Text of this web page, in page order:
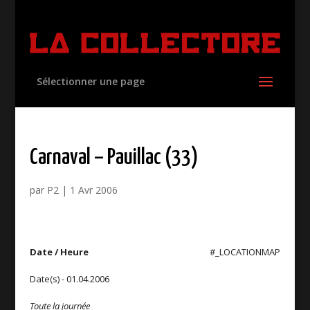
Sélectionner une page
Carnaval – Pauillac (33)
par P2| 1 Avr 2006
#_LOCATIONMAP
Date / Heure
Date(s) - 01.04.2006
Toute la journée